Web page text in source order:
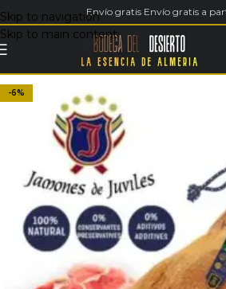
Skip to navigation
Skip to main content
Envío gratis Envío gratis a
-6%